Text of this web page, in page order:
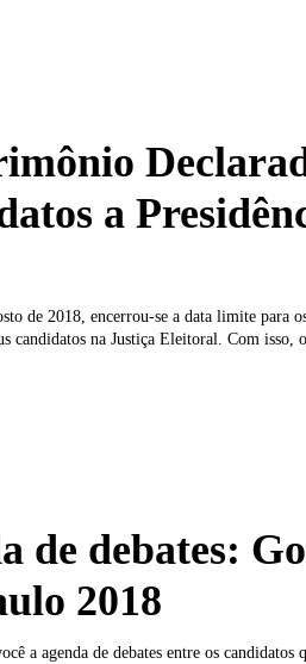
a
de 2018, encerrou-se a data limite para
candidatos na Justiça Eleitoral. Com isso,
de debates:
2018
a agenda de debates entre os candidatos